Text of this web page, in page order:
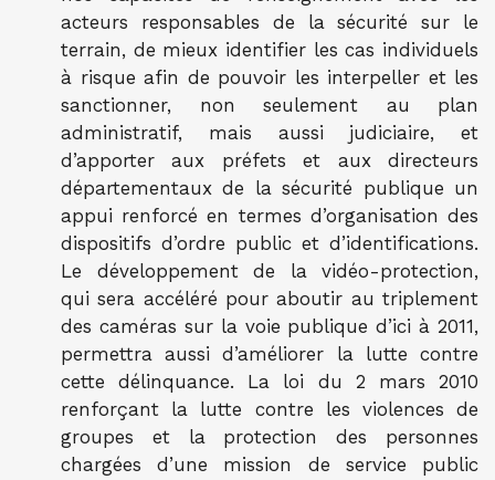
acteurs responsables de la sécurité sur le
terrain, de mieux identifier les cas individuels
à risque afin de pouvoir les interpeller et les
sanctionner, non seulement au plan
administratif, mais aussi judiciaire, et
d’apporter aux préfets et aux directeurs
départementaux de la sécurité publique un
appui renforcé en termes d’organisation des
dispositifs d’ordre public et d’identifications.
Le développement de la vidéo-protection,
qui sera accéléré pour aboutir au triplement
des caméras sur la voie publique d’ici à 2011,
permettra aussi d’améliorer la lutte contre
cette délinquance. La loi du 2 mars 2010
renforçant la lutte contre les violences de
groupes et la protection des personnes
chargées d’une mission de service public